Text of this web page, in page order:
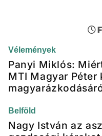
Vélemények
Panyi Miklós:
MTI Magyar Péter
Belföld
Nagy István az